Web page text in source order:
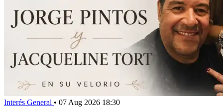
Interés General • 07 Aug 2026 18:30